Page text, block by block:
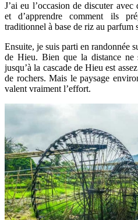
J’ai eu l’occasion de discuter
et d’apprendre comment ils
traditionnel à base de riz au parfum
Ensuite, je suis parti en randonnée
de Hieu. Bien que la distance ne
jusqu’à la cascade de Hieu est
de rochers. Mais le paysage
valent vraiment l’effort.